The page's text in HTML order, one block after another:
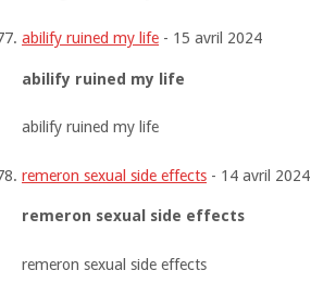
abilify ruined my life - 15 avril 2024
abilify ruined my life
abilify ruined my life
remeron sexual side effects - 14 avril 2024
remeron sexual side effects
remeron sexual side effects